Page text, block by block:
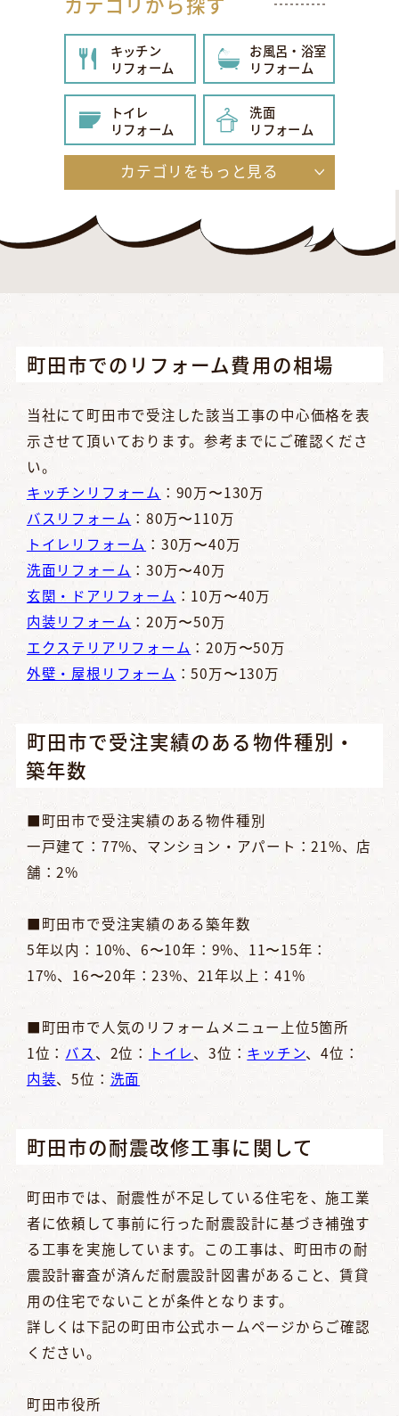
キッチン
リフォーム
お風呂・浴室
リフォーム
トイレ
リフォーム
洗面
リフォーム
給湯器
リフォーム
内装
リフォーム
玄関
リフォーム
エクステリア
リフォーム
外壁・屋根
その他
カテゴリをもっと見る
町田市でのリフォーム費用の相場
当社にて町田市で受注した該当工事の中心価格を表
示させて頂いております。参考までにご確認くださ
い。
キッチンリフォーム ：90万〜130万
バスリフォーム ：80万〜110万
トイレリフォーム ：30万〜40万
洗面リフォーム ：30万〜40万
玄関・ドアリフォーム ：10万〜40万
内装リフォーム ：20万〜50万
エクステリアリフォーム ：20万〜50万
外壁・屋根リフォーム ：50万〜130万
町田市で受注実績のある物件種別・
築年数
■町田市で受注実績のある物件種別
一戸建て：77%、マンション・アパート：21%、店
舗：2%
■町田市で受注実績のある築年数
5年以内：10%、6〜10年：9%、11〜15年：
17%、16〜20年：23%、21年以上：41%
■町田市で人気のリフォームメニュー上位5箇所
1位： バス 、2位： トイレ、3位： キッチン、4位：
内装、5位： 洗面
町田市の耐震改修工事に関して
町田市では、耐震性が不足している住宅を、施工業
者に依頼して事前に行った耐震設計に基づき補強す
る工事を実施しています。この工事は、町田市の耐
震設計審査が済んだ耐震設計図書があること、賃貸
用の住宅でないことが条件となります。
詳しくは下記の町田市公式ホームページからご確認
ください。
町田市役所